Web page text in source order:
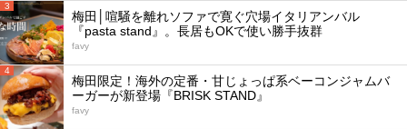
3
梅田│喧騒を離れソファで寛ぐ穴場イタリアンバル
『pasta stand』。長居もOKで使い勝手抜群
favy
4
梅田限定！海外の定番・甘じょっぱ系ベーコンジャムバ
ーガーが新登場『BRISK STAND』
favy